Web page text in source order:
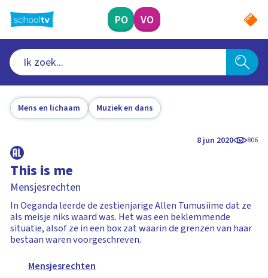
naar
hoofdinhoud
PO VO
Mens en lichaam Muziek en dans
8 jun 2020 806
This is me
Mensjesrechten
In Oeganda leerde de zestienjarige Allen Tumusiime dat ze
als meisje niks waard was. Het was een beklemmende
situatie, alsof ze in een box zat waarin de grenzen van haar
bestaan waren voorgeschreven.
Mensjesrechten